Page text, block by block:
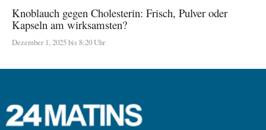
Knoblauch gegen Cholesterin: Frisch, Pulver oder
Kapseln am wirksamsten?
Dezember 1, 2025 bis 8:20 Uhr